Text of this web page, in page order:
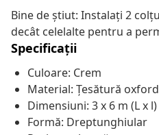
Bine de știut: Instalați 2
decât celelalte pentru a
Specificații
Culoare: Crem
Material: Țesătură
Dimensiuni: 3 x 6 m (L x l)
Formă: Dreptunghiular